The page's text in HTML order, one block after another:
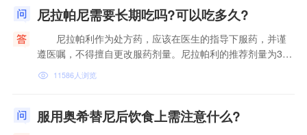
尼拉帕尼需要长期吃吗?可以吃多久?
尼拉帕利作为处方药，应该在医生的指导下服药，并谨
遵医嘱，不得擅自更改服药剂量。尼拉帕利的推荐剂量为300
毫克，一日1次，空腹或进餐...
11586人浏览
服用奥希替尼后饮食上需注意什么?